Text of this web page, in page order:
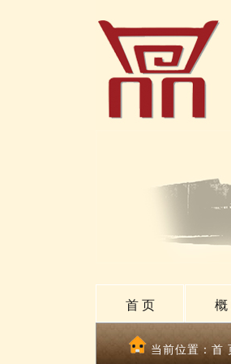
首 页 概
当前位置： 首